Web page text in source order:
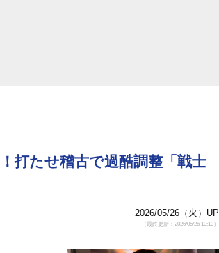
打たせ稽古で過酷調整「戦士
2026/05/26（火）UP
（最終更新：2026/05/26 10:13）